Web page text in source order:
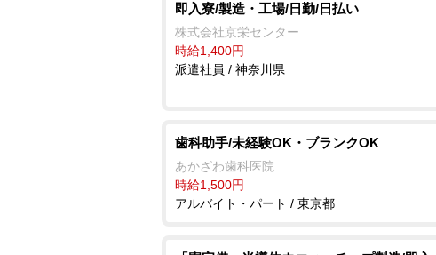
即入寮/製造・工場/日勤/日払い
株式会社京栄センター
時給1,400円
派遣社員 / 神奈川県
歯科助手/未経験OK・ブランクOK
あかざわ歯科医院
時給1,500円
アルバイト・パート / 東京都